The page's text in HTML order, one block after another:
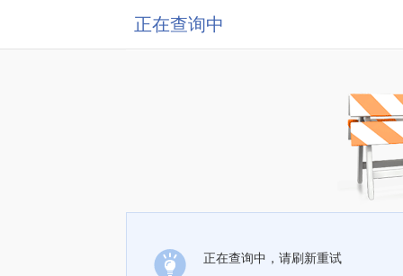
正在查询中
正在查询中，请刷新重试